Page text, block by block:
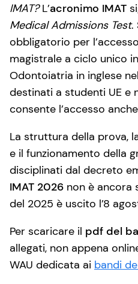
IMAT?L’acronimo IMAT
Medical Admissions Test.
obbligatorio per
magistrale a ciclo unico
Odontoiatria in inglese
destinati a studenti UE e
consente l’accesso
La struttura della prova,
e il funzionamento della
disciplinati dal decreto
IMAT 2026 non è ancora
del 2025 è uscito l’8
Per scaricare il pdf del
allegati, non appena
WAU dedicata ai bandi